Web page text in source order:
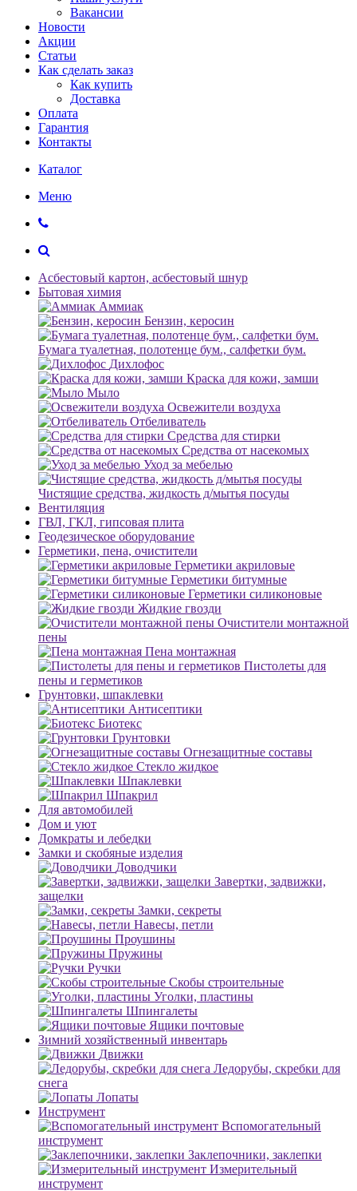
Вакансии
Новости
Акции
Статьи
Как сделать заказ
Как купить
Доставка
Оплата
Гарантия
Контакты
Каталог
Меню
Асбестовый картон, асбестовый шнур
Бытовая химия
Аммиак
Бензин, керосин
Бумага туалетная, полотенце бум., салфетки бум.
Дихлофос
Краска для кожи, замши
Мыло
Освежители воздуха
Отбеливатель
Средства для стирки
Средства от насекомых
Уход за мебелью
Чистящие средства, жидкость д/мытья посуды
Вентиляция
ГВЛ, ГКЛ, гипсовая плита
Геодезическое оборудование
Герметики, пена, очистители
Герметики акриловые
Герметики битумные
Герметики силиконовые
Жидкие гвозди
Очистители монтажной
пены
Пена монтажная
Пистолеты для
пены и герметиков
Грунтовки, шпаклевки
Антисептики
Биотекс
Грунтовки
Огнезащитные составы
Стекло жидкое
Шпаклевки
Шпакрил
Для автомобилей
Дом и уют
Домкраты и лебедки
Замки и скобяные изделия
Доводчики
Завертки, задвижки,
защелки
Замки, секреты
Навесы, петли
Проушины
Пружины
Ручки
Скобы строительные
Уголки, пластины
Шпингалеты
Ящики почтовые
Зимний хозяйственный инвентарь
Движки
Ледорубы, скребки для
снега
Лопаты
Инструмент
Вспомогательный
инструмент
Заклепочники, заклепки
Измерительный
инструмент